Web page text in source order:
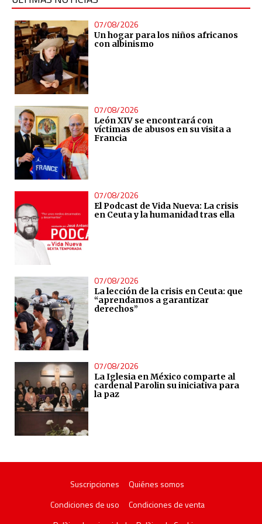
07/08/2026
Un hogar para los niños africanos
con albinismo
07/08/2026
León XIV se encontrará con
víctimas de abusos en su visita a
Francia
07/08/2026
El Podcast de Vida Nueva: La crisis
en Ceuta y la humanidad tras ella
07/08/2026
La lección de la crisis en Ceuta: que
“aprendamos a garantizar
derechos”
07/08/2026
La Iglesia en México comparte al
cardenal Parolin su iniciativa para
la paz
Suscripciones
Quiénes somos
Condiciones de uso
Condiciones de venta